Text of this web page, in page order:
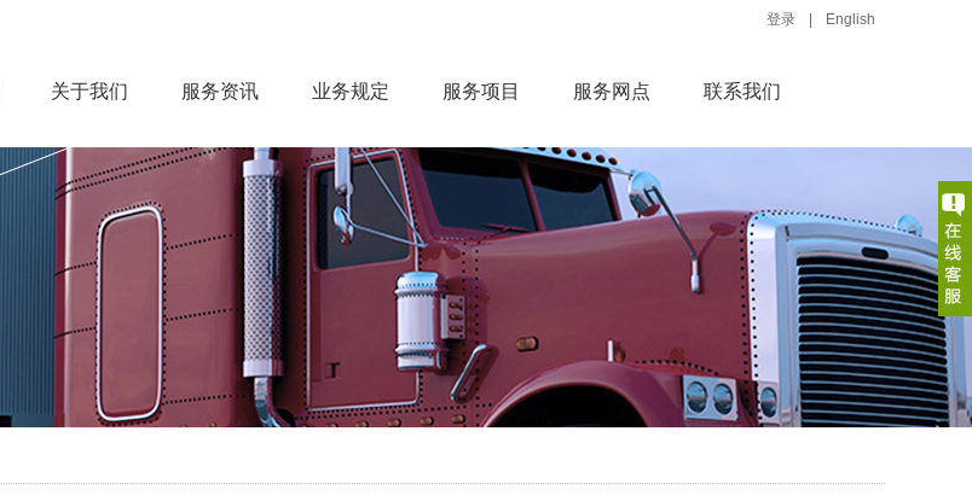
登录 English
关于我们 服务资讯 业务规定 服务项目 服务网点 联系我们